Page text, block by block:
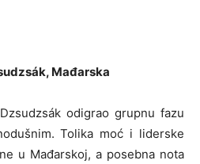
Mađarska
odigrao grupnu fazu
Tolika moć i liderske
u Mađarskoj, a posebna nota